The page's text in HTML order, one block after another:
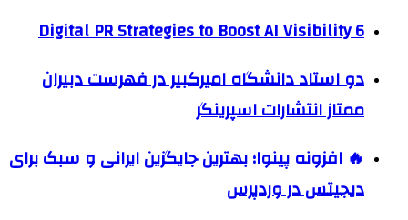
6 Digital PR Strategies to Boost AI Visibility
دو استاد دانشگاه امیرکبیر در فهرست دبیران
ممتاز انتشارات اسپرینگر
🔥 افزونه پینوا؛ بهترین جایگزین ایرانی و سبک برای
دیجیتس در وردپرس